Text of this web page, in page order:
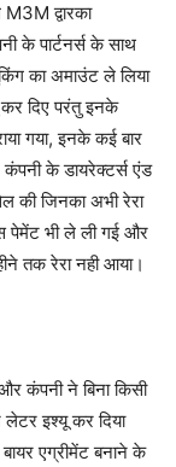
द्वारका
के पार्टनर्स के साथ
का अमाउंट ले लिया
दिए परंतु इनके
गया, इनके कई बार
के डायरेक्टर्स एंड
की जिनका अभी रेरा
पेमेंट भी ले ली गई और
तक रेरा नही आया।
कंपनी ने बिना किसी
इश्यू कर दिया
एग्रीमेंट बनाने के